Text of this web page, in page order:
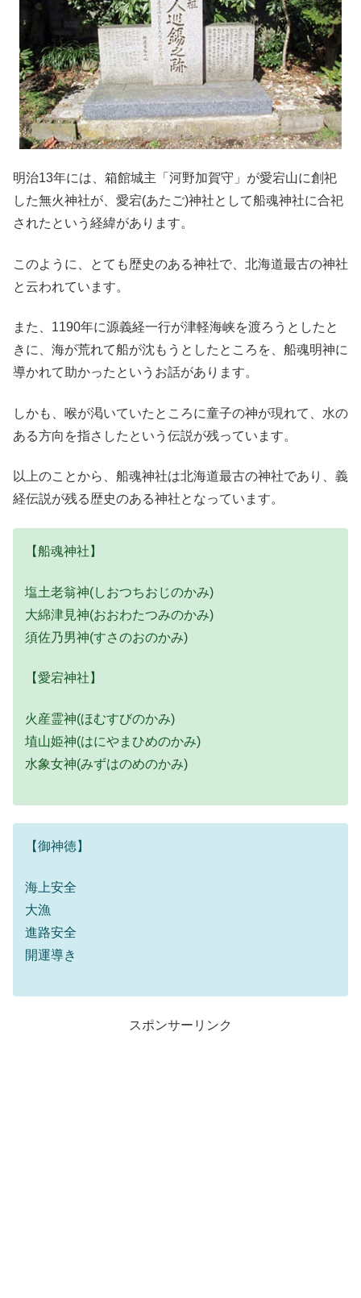
明治13年には、箱館城主「河野加賀守」が愛宕山に創祀
した無火神社が、愛宕(あたご)神社として船魂神社に合祀
されたという経緯があります。
このように、とても歴史のある神社で、北海道最古の神社
と云われています。
また、1190年に源義経一行が津軽海峡を渡ろうとしたと
きに、海が荒れて船が沈もうとしたところを、船魂明神に
導かれて助かったというお話があります。
しかも、喉が渇いていたところに童子の神が現れて、水の
ある方向を指さしたという伝説が残っています。
以上のことから、船魂神社は北海道最古の神社であり、義
経伝説が残る歴史のある神社となっています。
【船魂神社】
塩土老翁神(しおつちおじのかみ)
大綿津見神(おおわたつみのかみ)
須佐乃男神(すさのおのかみ)
【愛宕神社】
火産霊神(ほむすびのかみ)
埴山姫神(はにやまひめのかみ)
水象女神(みずはのめのかみ)
【御神徳】
海上安全
大漁
進路安全
開運導き
スポンサーリンク